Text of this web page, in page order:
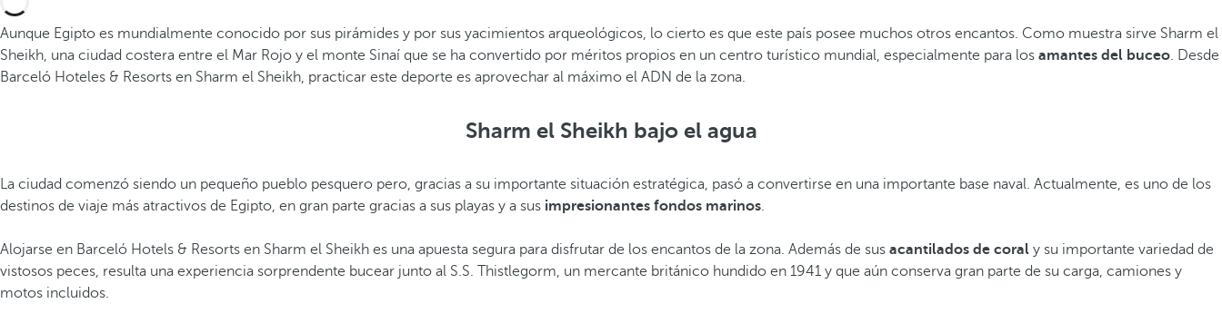
Aunque Egipto es mundialmente conocido por sus pirámides y por sus yacimientos arqueológicos, lo cierto es que este país posee muchos otros encantos. Como muestra sirve Sharm el
Sheikh, una ciudad costera entre el Mar Rojo y el monte Sinaí que se ha convertido por méritos propios en un centro turístico mundial, especialmente para los amantes del buceo. Desde
Barceló Hoteles & Resorts en Sharm el Sheikh, practicar este deporte es aprovechar al máximo el ADN de la zona.
Sharm el Sheikh bajo el agua
La ciudad comenzó siendo un pequeño pueblo pesquero pero, gracias a su importante situación estratégica, pasó a convertirse en una importante base naval. Actualmente, es uno de los
destinos de viaje más atractivos de Egipto, en gran parte gracias a sus playas y a sus impresionantes fondos marinos.
Alojarse en Barceló Hotels & Resorts en Sharm el Sheikh es una apuesta segura para disfrutar de los encantos de la zona. Además de sus acantilados de coral y su importante variedad de
vistosos peces, resulta una experiencia sorprendente bucear junto al S.S. Thistlegorm, un mercante británico hundido en 1941 y que aún conserva gran parte de su carga, camiones y
motos incluidos.